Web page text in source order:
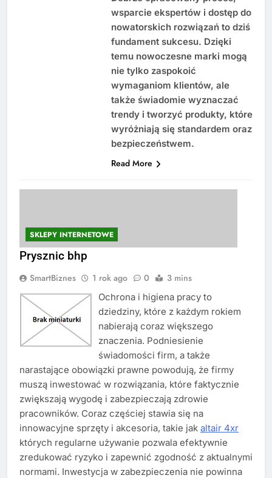
wsparcie ekspertów i dostęp do
nowatorskich rozwiązań to dziś
fundament sukcesu. Dzięki
temu nowoczesne marki mogą
nie tylko zaspokoić
wymaganiom klientów, ale
także świadomie wyznaczać
trendy i tworzyć produkty, które
wyróżniają się standardem oraz
bezpieczeństwem.
Read More
SKLEPY INTERNETOWE
Prysznic bhp
SmartBiznes 1 rok ago 0 3 mins
Ochrona i higiena pracy to
dziedziny, które z każdym rokiem
nabierają coraz większego
znaczenia. Podniesienie
świadomości firm, a także
narastające obowiązki prawne powodują, że firmy
muszą inwestować w rozwiązania, które faktycznie
zwiększają wygodę i zabezpieczają zdrowie
pracowników. Coraz częściej stawia się na
innowacyjne sprzęty i akcesoria, takie jak altair 4xr
których regularne używanie pozwala efektywnie
zredukować ryzyko i zapewnić zgodność z aktualnymi
normami. Inwestycja w zabezpieczenia nie powinna